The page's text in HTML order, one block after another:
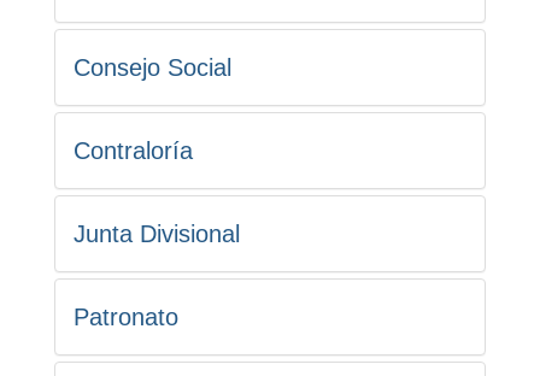
Consejo Social
Contraloría
Junta Divisional
Patronato